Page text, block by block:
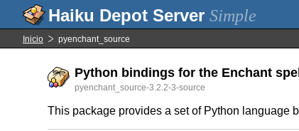
Simple
Inicio pyenchant_source
Python bindings for the Enchant
pyenchant_source-3.2.2-3-source
This package provides a set of Python language